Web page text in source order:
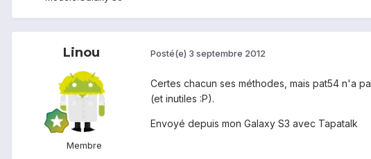
Linou
Membre
Posté(e) 3 septembre 2012
Certes chacun ses méthodes, mais pat54 n'a
(et inutiles :P).
Envoyé depuis mon Galaxy S3 avec Tapatalk